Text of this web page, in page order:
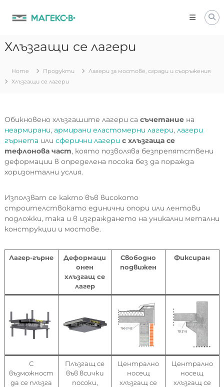
Хлъзгащи се лагери
Home Продукти
Лагери за мостове, сгради и съоръжения
Хлъзгащи се лагери
Обикновено хлъзгашите лагери са съчетаниена
неармирани, армирани еластомерни лагери, лагери
гърнета или сферични лагери с хлъзгаща се
тефлонова част, която позволява безпрепятствени
деформации в определена посока без да поражда
хоризонтални услия.
Използват се както във високото
строителствокато единични опори или лентови
подложки, така и в изграждането на уникални метални
конструкции и мостове.
Лагер-гърне
Деформаци
онен
хлъзгащ се
лагер
Свободно
подвижен
Фиксиран
С
възможност
да се плъзга
Плъзгащ се
във всички
посоки,
Централно
носещ
хлъзгащ се
Централно
носещ
хлъзгащ се